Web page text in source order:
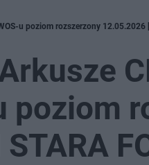
u poziom rozszerzony 12.05.2026
poziom